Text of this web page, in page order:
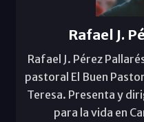
Rafael J.
Rafael J. Pérez
pastoral El Buen
Teresa. Presenta y
para la vida en